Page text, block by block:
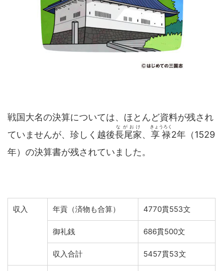
戦国大名の決算については、ほとんど資料が残され
ていませんが、珍しく越後長尾家
ながおけ
、 享禄
きょうろく
2年（1529
年）の決算書が残されていました。
収入 年貢（済物も合算） 4770貫553文
御礼銭 686貫500文
収入合計 5457貫53文